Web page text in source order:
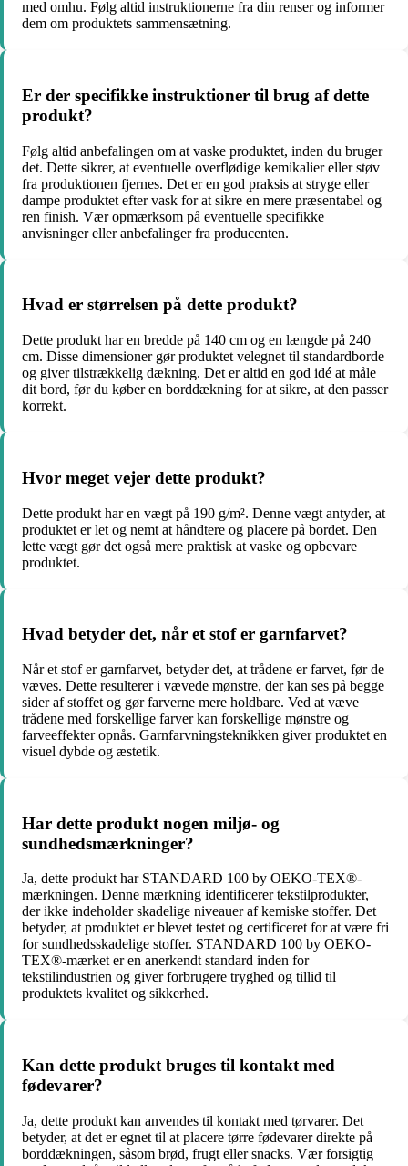
med omhu. Følg altid instruktionerne fra din renser og informer
dem om produktets sammensætning.
Er der specifikke instruktioner til brug af dette
produkt?
Følg altid anbefalingen om at vaske produktet, inden du bruger
det. Dette sikrer, at eventuelle overflødige kemikalier eller støv
fra produktionen fjernes. Det er en god praksis at stryge eller
dampe produktet efter vask for at sikre en mere præsentabel og
ren finish. Vær opmærksom på eventuelle specifikke
anvisninger eller anbefalinger fra producenten.
Hvad er størrelsen på dette produkt?
Dette produkt har en bredde på 140 cm og en længde på 240
cm. Disse dimensioner gør produktet velegnet til standardborde
og giver tilstrækkelig dækning. Det er altid en god idé at måle
dit bord, før du køber en borddækning for at sikre, at den passer
korrekt.
Hvor meget vejer dette produkt?
Dette produkt har en vægt på 190 g/m². Denne vægt antyder, at
produktet er let og nemt at håndtere og placere på bordet. Den
lette vægt gør det også mere praktisk at vaske og opbevare
produktet.
Hvad betyder det, når et stof er garnfarvet?
Når et stof er garnfarvet, betyder det, at trådene er farvet, før de
væves. Dette resulterer i vævede mønstre, der kan ses på begge
sider af stoffet og gør farverne mere holdbare. Ved at væve
trådene med forskellige farver kan forskellige mønstre og
farveeffekter opnås. Garnfarvningsteknikken giver produktet en
visuel dybde og æstetik.
Har dette produkt nogen miljø- og
sundhedsmærkninger?
Ja, dette produkt har STANDARD 100 by OEKO-TEX®-
mærkningen. Denne mærkning identificerer tekstilprodukter,
der ikke indeholder skadelige niveauer af kemiske stoffer. Det
betyder, at produktet er blevet testet og certificeret for at være fri
for sundhedsskadelige stoffer. STANDARD 100 by OEKO-
TEX®-mærket er en anerkendt standard inden for
tekstilindustrien og giver forbrugere tryghed og tillid til
produktets kvalitet og sikkerhed.
Kan dette produkt bruges til kontakt med
fødevarer?
Ja, dette produkt kan anvendes til kontakt med tørvarer. Det
betyder, at det er egnet til at placere tørre fødevarer direkte på
borddækningen, såsom brød, frugt eller snacks. Vær forsigtig